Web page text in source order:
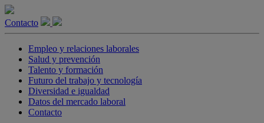
Contacto
Empleo y relaciones laborales
Salud y prevención
Talento y formación
Futuro del trabajo y tecnología
Diversidad e igualdad
Datos del mercado laboral
Contacto